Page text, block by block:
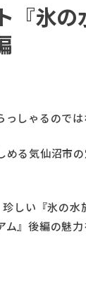
『氷の
しゃるのでは
る気仙沼市
しい『氷の水
』後編の魅